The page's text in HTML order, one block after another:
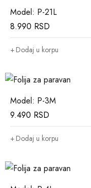
Model: P-21L
8.990 RSD
Dodaj u korpu
Model: P-3M
9.490 RSD
Dodaj u korpu